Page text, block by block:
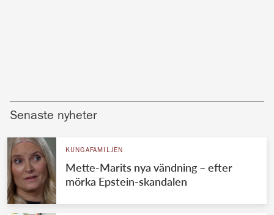
Senaste nyheter
KUNGAFAMILJEN
Mette-Marits nya vändning – efter
mörka Epstein-skandalen